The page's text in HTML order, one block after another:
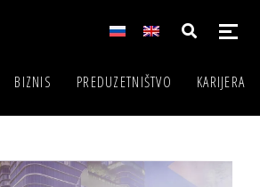
BIZNIS PREDUZETNIŠTVO KARIJERA